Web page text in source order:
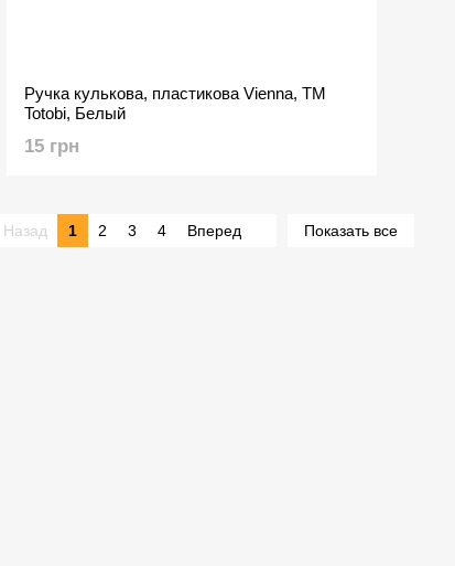
Ручка кулькова, пластикова Vienna, ТМ
Totobi, Белый
15 грн
Назад 1 2 3 4 Вперед Показать все